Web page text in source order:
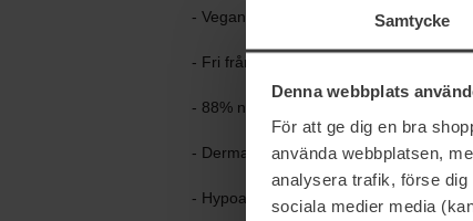
Samtycke
Denna webbplats
För att ge dig en bra
använda webbplatsen,
analysera trafik, förse
sociala medier media
- Vegansk
- Fri från silikon, talk, kemiskt solskydd,
- 88% naturliga ingredienser
- Dermatologiskt testad
- Hypoallergen